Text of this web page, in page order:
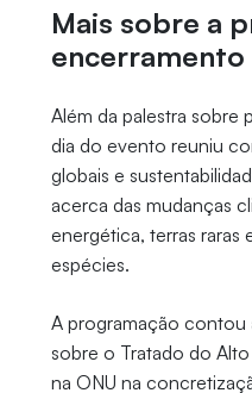
Mais sobre a
encerramento
Além da palestra sobre
dia do evento reuniu
globais e
acerca das mudanças
energética, terras raras
espécies.
A programação contou
sobre o Tratado do
na ONU na